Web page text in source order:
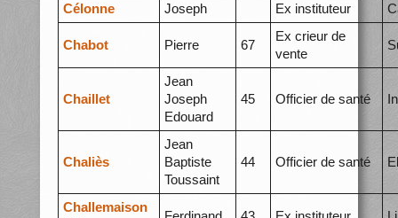
Célonne Joseph Ex instituteur
Chabot Pierre 67
Ex crieur de
vente
Chaillet
Jean
Joseph
Edouard
45 Officier de santé
Chaliès
Jean
Baptiste
Toussaint
44 Officier de santé
Challemaison